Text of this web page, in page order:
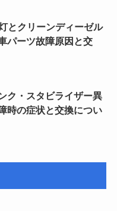
とクリーンディーゼル
パーツ故障原因と交
ク・スタビライザー異
時の症状と交換につい